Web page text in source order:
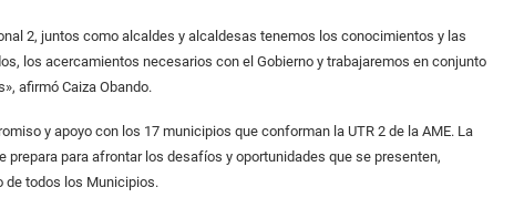
2, juntos como alcaldes y alcaldesas tenemos los conocimientos y las
los acercamientos necesarios con el Gobierno y trabajaremos en conjunto
afirmó Caiza Obando.
y apoyo con los 17 municipios que conforman la UTR 2 de la AME. La
prepara para afrontar los desafíos y oportunidades que se presenten,
de todos los Municipios.